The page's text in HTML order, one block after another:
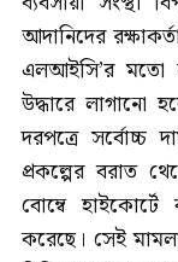
আদানিদের
এলআইসি’র মতো
উদ্ধারে লাগানো
দরপত্রে সর্বোচ্চ
প্রকল্পের বরাত
বোম্বে হাইকোর্টে
করেছে। সেই